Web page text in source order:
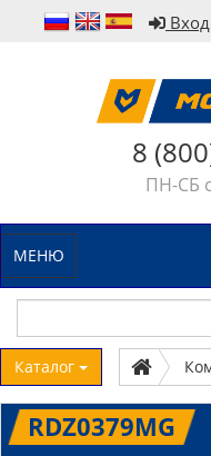
Вход
8
ПН-СБ
МЕНЮ
Каталог
RDZ0379MG